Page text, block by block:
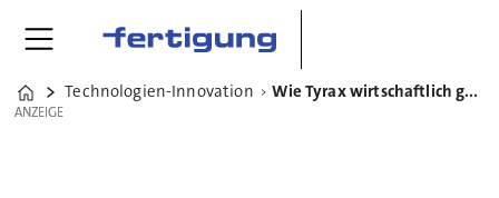
Home
Technologien-Innovation Wie Tyrax wirtschaftlich gefräst werden kann
ANZEIGE
ANZEIGE